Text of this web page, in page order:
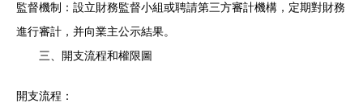
監督機制：設立財務監督小組或聘請第三方審計機構，定期對財務
進行審計，并向業主公示結果。
三、開支流程和權限圖
開支流程：